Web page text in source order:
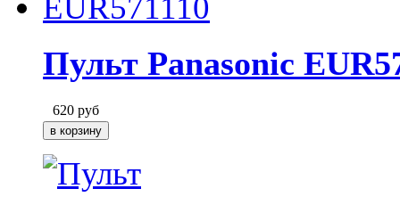
Пульт Panasonic
620 руб